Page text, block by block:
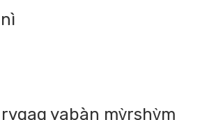
rvgaq yabàn mv̀rshv̀m